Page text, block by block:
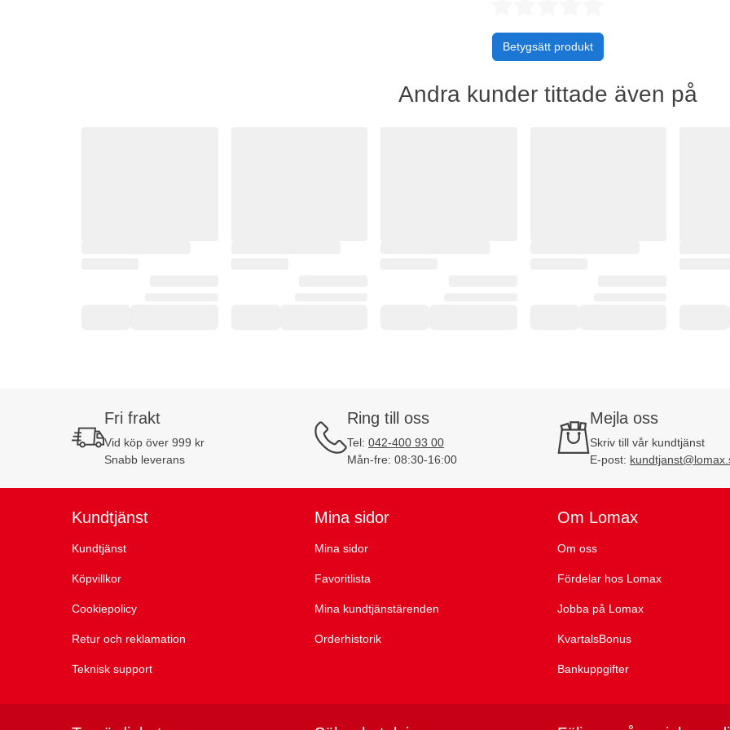
Betygsätt produkt
Andra kunder tittade även på
Fri frakt
Vid köp över 999 kr
Snabb leverans
Ring till oss
Tel: 042-400 93 00
Mån-fre: 08:30-16:00
Mejla oss
Skriv till vår kundtjänst
E-post:
Kundtjänst
Kundtjänst
Köpvillkor
Cookiepolicy
Retur och reklamation
Teknisk support
Mina sidor
Mina sidor
Favoritlista
Mina kundtjänstärenden
Orderhistorik
Om Lomax
Om oss
Fördelar hos Lomax
Jobba på Lomax
KvartalsBonus
Bankuppgifter